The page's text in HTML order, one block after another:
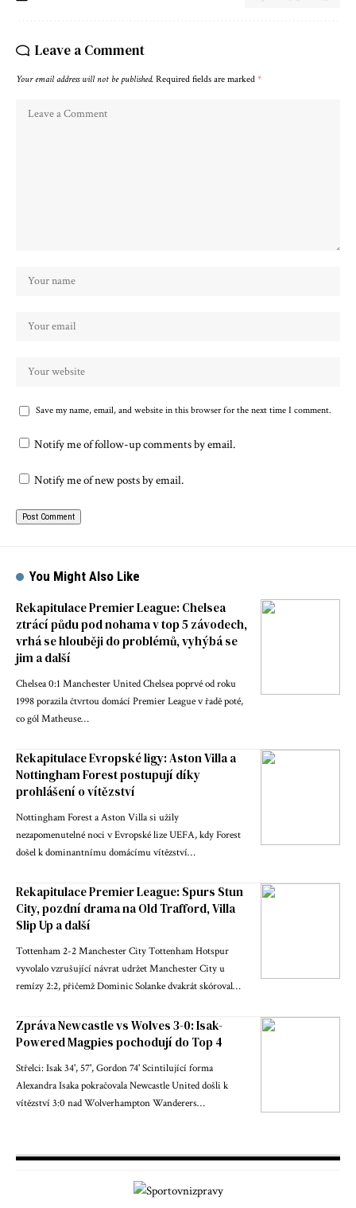
Leave a Comment
Your email address will not be published. Required fields are marked *
Save my name, email, and website in this browser for the next time I comment.
Notify me of follow-up comments by email.
Notify me of new posts by email.
You Might Also Like
Rekapitulace Premier League: Chelsea
ztrácí půdu pod nohama v top 5 závodech,
vrhá se hlouběji do problémů, vyhýbá se
jim a další
Chelsea 0:1 Manchester United Chelsea poprvé od roku
1998 porazila čtvrtou domácí Premier League v řadě poté,
co gól Matheuse…
Rekapitulace Evropské ligy: Aston Villa a
Nottingham Forest postupují díky
prohlášení o vítězství
Nottingham Forest a Aston Villa si užily
nezapomenutelné noci v Evropské lize UEFA, kdy Forest
došel k dominantnímu domácímu vítězství…
Rekapitulace Premier League: Spurs Stun
City, pozdní drama na Old Trafford, Villa
Slip Up a další
Tottenham 2-2 Manchester City Tottenham Hotspur
vyvolalo vzrušující návrat udržet Manchester City u
remízy 2:2, přičemž Dominic Solanke dvakrát skóroval…
Zpráva Newcastle vs Wolves 3-0: Isak-
Powered Magpies pochodují do Top 4
Střelci: Isak 34', 57', Gordon 74' Scintilující forma
Alexandra Isaka pokračovala Newcastle United došli k
vítězství 3:0 nad Wolverhampton Wanderers…